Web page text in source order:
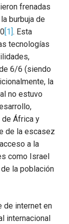
frenadas
burbuja de
[1] . Esta
tecnologías
6/6 (siendo
la
no estuvo
de África y
de la escasez
a la
como Israel
la población
de internet en
internacional